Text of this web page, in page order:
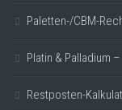
Paletten-/CBM-
Platin & Palladium
Restposten-